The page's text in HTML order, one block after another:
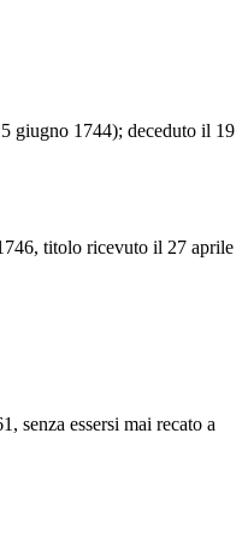
giugno 1744); deceduto il 19
titolo ricevuto il 27 aprile
senza essersi mai recato a